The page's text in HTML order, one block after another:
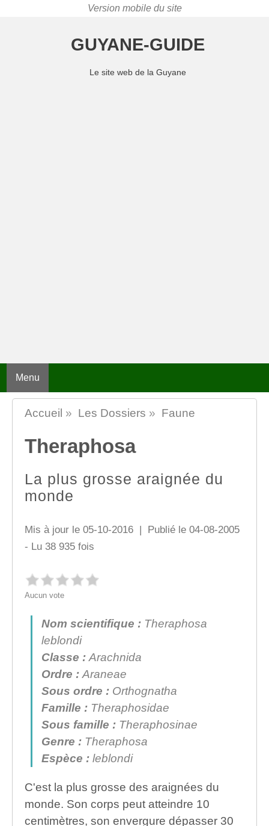
GUYANE-GUIDE
Le site web de la Guyane
Menu
Accueil » Les Dossiers » Faune
Theraphosa
La plus grosse araignée du
monde
Mis à jour le 05-10-2016 | Publié le 04-08-2005
- Lu 38 935 fois
Aucun vote
Nom scientifique : Theraphosa
leblondi
Classe :Arachnida
Ordre :Araneae
Sous ordre : Orthognatha
Famille : Theraphosidae
Sous famille : Theraphosinae
Genre : Theraphosa
Espèce : leblondi
C'est la plus grosse des araignées du
monde. Son corps peut atteindre 10
centimètres, son envergure dépasser 30